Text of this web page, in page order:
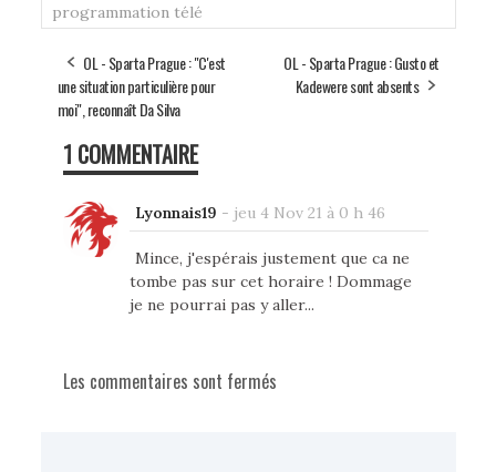
programmation télé
OL - Sparta Prague : "C'est
une situation particulière pour
moi", reconnaît Da Silva
OL - Sparta Prague : Gusto et
Kadewere sont absents
1 COMMENTAIRE
Lyonnais19 - jeu 4 Nov 21 à 0 h 46
Mince, j'espérais justement que ca ne
tombe pas sur cet horaire ! Dommage
je ne pourrai pas y aller...
Les commentaires sont fermés